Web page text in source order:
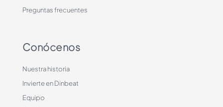
Preguntas frecuentes
Conócenos
Nuestra historia
Invierte en Dinbeat
Equipo